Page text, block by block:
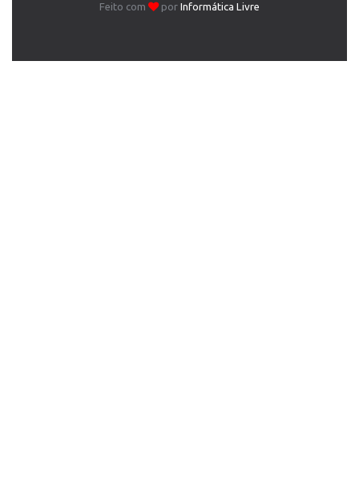
Feito com por Informática Livre